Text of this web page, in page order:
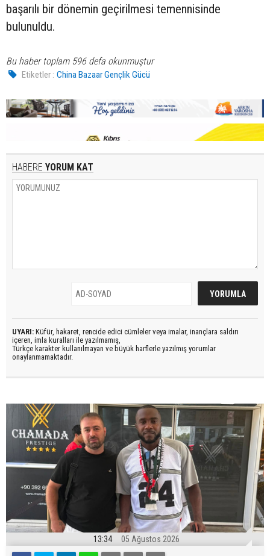
başarılı bir dönemin geçirilmesi temennisinde
bulunuldu.
Bu haber toplam 596 defa okunmuştur
Etiketler : China Bazaar Gençlik Gücü
HABERE YORUM KAT
UYARI: Küfür, hakaret, rencide edici cümleler veya imalar, inançlara saldırı
içeren, imla kuralları ile yazılmamış,
Türkçe karakter kullanılmayan ve büyük harflerle yazılmış yorumlar
onaylanmamaktadır.
13:34 05 Ağustos 2026